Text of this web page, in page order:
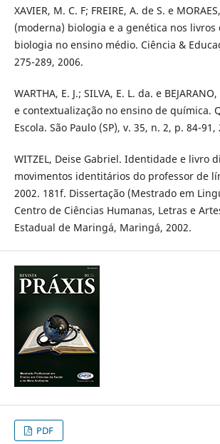
XAVIER, M. C. F; FREIRE, A. de S. e
(moderna) biologia e a genética nos livros
biologia no ensino médio. Ciência &
275-289, 2006.
WARTHA, E. J.; SILVA, E. L. da. e
e contextualização no ensino de química.
Escola. São Paulo (SP), v. 35, n. 2, p. 84-91,
WITZEL, Deise Gabriel. Identidade e livro
movimentos identitários do professor de
2002. 181f. Dissertação (Mestrado em
Centro de Ciências Humanas, Letras e
Estadual de Maringá, Maringá, 2002.
PDF